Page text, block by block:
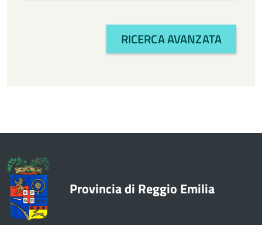
RICERCA AVANZATA
Provincia di Reggio Emilia